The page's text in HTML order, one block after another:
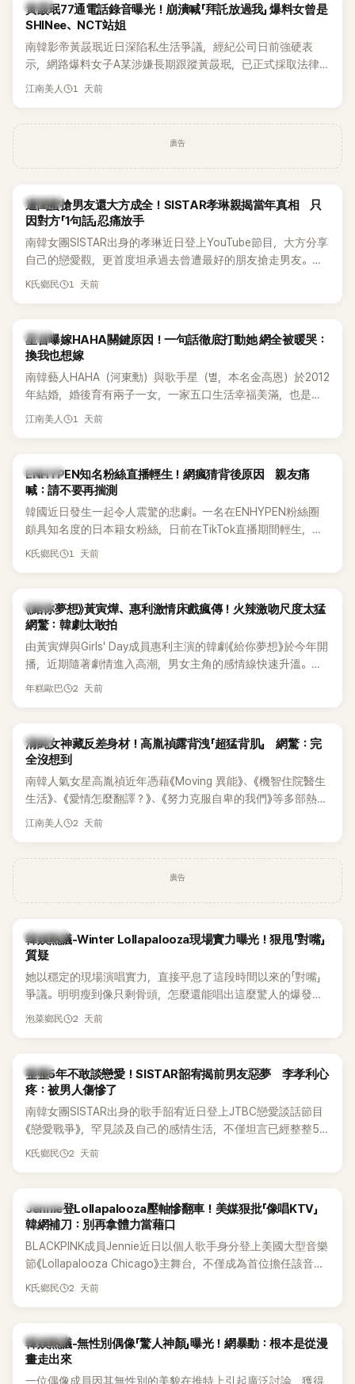
韓星
黃晸珉77通電話錄音曝光！崩潰喊「拜託放過我」 爆料女曾是
SHINee、NCT站姐
南韓影帝黃晸珉近日深陷私生活爭議，經紀公司日前強硬表
示，網路爆料女子A某涉嫌長期跟蹤黃晸珉，已正式採取法律
行動。不過，A並未停止發聲，持續透過社群平台公開爆料，反
像團體的「站姐」，事件持續延燒。
江南美人 1 天前
廣告
K-POP
遭閨蜜搶男友還大方成全！SISTAR孝琳親揭當年真相 只
因對方「1句話」忍痛放手
南韓女團SISTAR出身的孝琳近日登上YouTube節目，大方分享
自己的戀愛觀，更首度坦承過去曾遭最好的朋友搶走男友。她
表示，當時選擇瀟灑放手，但如果同樣的事情現在再發生，「我
K氏鄉民 1 天前
韓星
星首曝嫁HAHA關鍵原因！一句話徹底打動她 網全被暖哭：
換我也想嫁
南韓藝人HAHA（河東勳）與歌手星（별，本名金高恩）於2012
年結婚，婚後育有兩子一女，一家五口生活幸福美滿，也是韓
國演藝圈公認的模範夫妻。近日，星首度公開當年決定嫁給
江南美人 1 天前
K-POP
ENHYPEN知名粉絲直播輕生！網瘋猜背後原因 親友痛
喊：請不要再揣測
韓國近日發生一起令人震驚的悲劇。一名在ENHYPEN粉絲圈
頗具知名度的日本籍女粉絲，日前在TikTok直播期間輕生，最
終不幸身亡，消息曝光後震驚韓網，也讓不少粉絲湧入社群平
K氏鄉民 1 天前
韓劇
《給你夢想》黃寅燁、惠利激情床戲瘋傳！火辣激吻尺度太猛
網驚：韓劇太敢拍
由黃寅燁與Girls' Day成員惠利主演的韓劇《給你夢想》於今年開
播，近期隨著劇情進入高潮，男女主角的感情線快速升溫。最
新播出的第8集不僅上演火辣吻戲，更接連出現床戲橋段，讓
年糕歐巴 2 天前
韓星
清純女神藏反差身材！高胤禎露背洩「超猛背肌」 網驚：完
全沒想到
南韓人氣女星高胤禎近年憑藉《Moving 異能》、《機智住院醫生
生活》、《愛情怎麼翻譯？》、《努力克服自卑的我們》等多部熱門
作品，躍升為韓劇新一代女神代表，不僅演技備受肯定，精緻
傻直呼：「原來她身材這麼猛！」
江南美人 2 天前
廣告
熱議討論
韓娛熱議-Winter Lollapalooza現場實力曝光！狠甩「對嘴」
質疑
她以穩定的現場演唱實力，直接平息了這段時間以來的「對嘴」
爭議。明明瘦到像只剩骨頭，怎麼還能唱出這麼驚人的爆發力
和音量？
泡菜鄉民 2 天前
韓星
整整5年不敢談戀愛！SISTAR韶宥揭前男友惡夢 李孝利心
疼：被男人傷慘了
南韓女團SISTAR出身的歌手韶宥近日登上JTBC戀愛談話節目
《戀愛戰爭》，罕見談及自己的感情生活，不僅坦言已經整整5
年沒有談戀愛，更首度透露空窗至今的原因，全與上一段戀情
K氏鄉民 2 天前
K-POP
Jennie登Lollapalooza壓軸慘翻車！美媒狠批「像唱KTV」
韓網補刀：別再拿體力當藉口
BLACKPINK成員Jennie近日以個人歌手身分登上美國大型音樂
節《Lollapalooza Chicago》主舞台，不僅成為首位擔任該音樂
節Headliner（壓軸主秀）的K-POP女SOLO歌手，寫下全新紀
形容整場演出「就像一場豪華KTV」。
K氏鄉民 2 天前
熱議討論
韓娛熱議-無性別偶像「驚人神顏」曝光！網暴動：根本是從漫
畫走出來
一位偶像成員因其無性別的美貌在推特上引起廣泛討論，獲得